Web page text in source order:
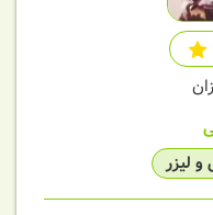
و لیزر